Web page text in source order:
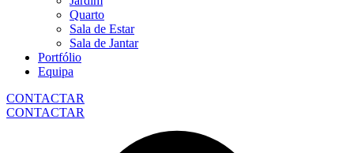
Quarto
Sala de Estar
Sala de Jantar
Portfólio
Equipa
CONTACTAR
CONTACTAR